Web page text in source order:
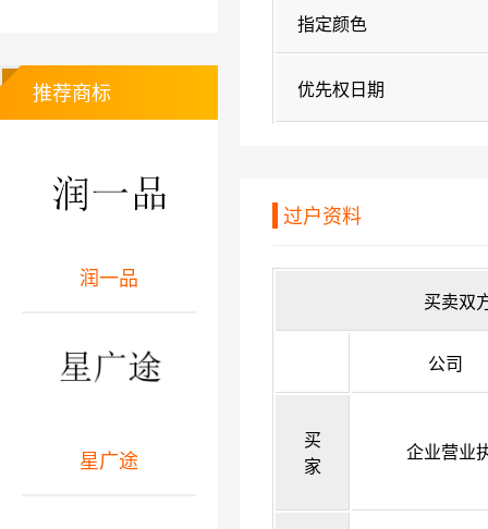
指定颜色
优先权日期
过户资料
买卖双
公司
买
家
企业营业
推荐商标
润一品
星广途